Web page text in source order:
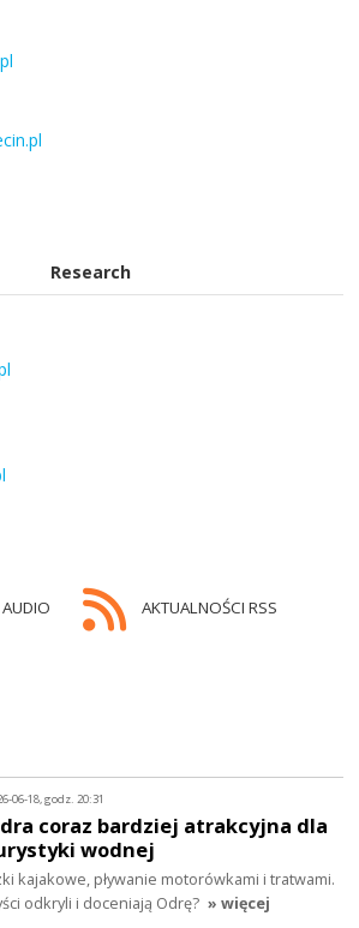
Research
AKTUALNOŚCI RSS
06-18, godz. 20:31
coraz bardziej atrakcyjna dla
wodnej
kajakowe, pływanie motorówkami i tratwami.
odkryli i doceniają Odrę? » więcej